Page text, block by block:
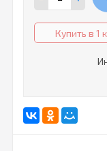
Купить в 1